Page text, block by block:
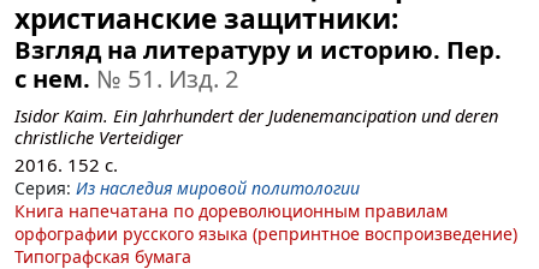
христианские защитники:
Взгляд на литературу и историю. Пер.
с нем. № 51. Изд. 2
Isidor Kaim. Ein Jahrhundert der Judenemancipation und deren
christliche Verteidiger
2016. 152 с.
Серия: Из наследия мировой политологии
Книга напечатана по дореволюционным правилам
орфографии русского языка (репринтное воспроизведение)
Типографская бумага